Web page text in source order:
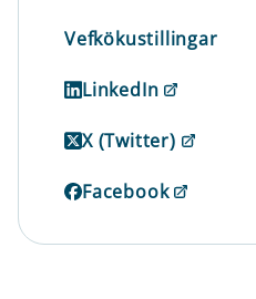
Vefkökustillingar
LinkedIn
X (Twitter)
Facebook